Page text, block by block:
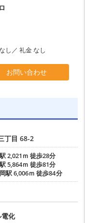
し／ 礼金 なし
お問い合わせ
丁目 68-2
2,021ｍ 徒歩28分
5,864ｍ 徒歩81分
駅6,006ｍ 徒歩84分
化